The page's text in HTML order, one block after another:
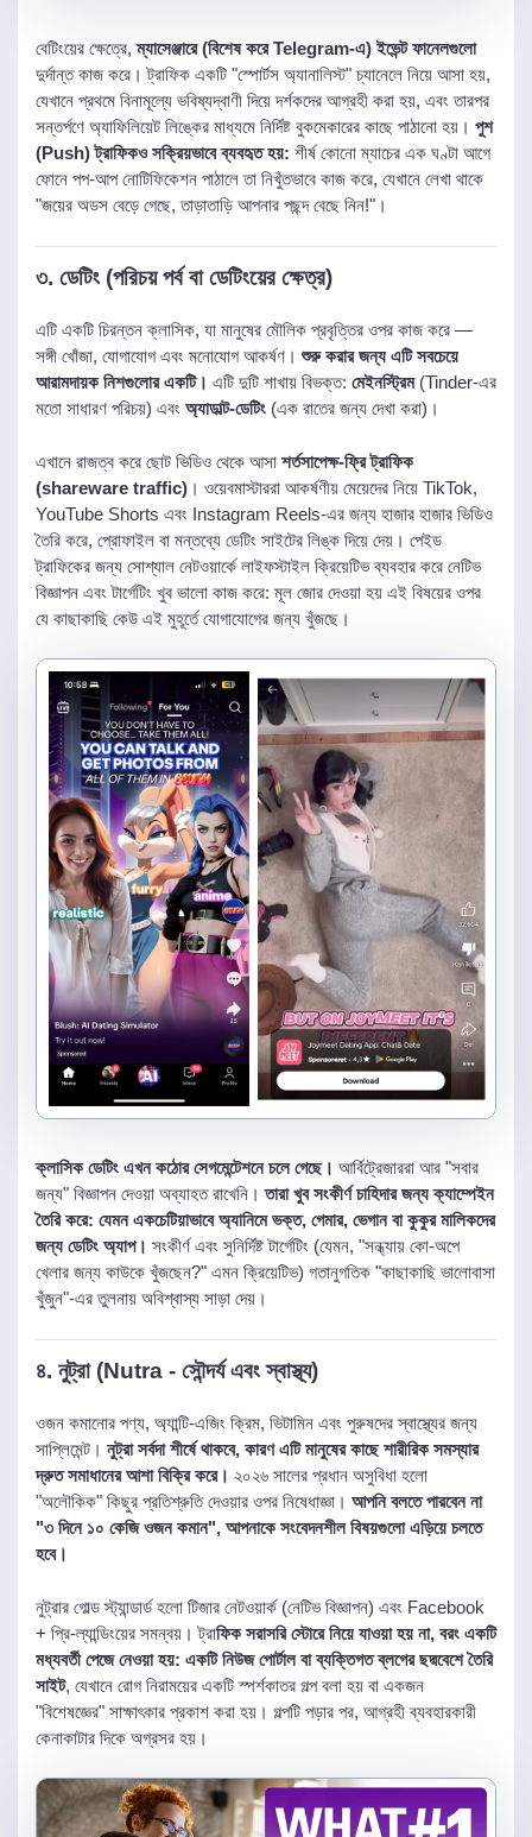
বেটিংয়ের ক্ষেত্রে,ম্যাসেঞ্জারে (বিশেষ করে Telegram-এ) ইভেন্ট ফানেলগুলো
দুর্দান্ত কাজ করে। ট্রাফিক একটি "স্পোর্টস অ্যানালিস্ট" চ্যানেলে নিয়ে আসা হয়,
যেখানে প্রথমে বিনামূল্যে ভবিষ্যদ্বাণী দিয়ে দর্শকদের আগ্রহী করা হয়, এবং তারপর
সন্তর্পণে অ্যাফিলিয়েট লিঙ্কের মাধ্যমে নির্দিষ্ট বুকমেকারের কাছে পাঠানো হয়। পুশ
(Push) ট্রাফিকও সক্রিয়ভাবে ব্যবহৃত হয়: শীর্ষ কোনো ম্যাচের এক ঘণ্টা আগে
ফোনে পপ-আপ নোটিফিকেশন পাঠালে তা নিখুঁতভাবে কাজ করে, যেখানে লেখা থাকে
"জয়ের অডস বেড়ে গেছে, তাড়াতাড়ি আপনার পছন্দ বেছে নিন!"।
৩. ডেটিং (পরিচয় পর্ব বা ডেটিংয়ের ক্ষেত্র)
এটি একটি চিরন্তন ক্লাসিক, যা মানুষের মৌলিক প্রবৃত্তির ওপর কাজ করে —
সঙ্গী খোঁজা, যোগাযোগ এবং মনোযোগ আকর্ষণ।শুরু করার জন্য এটি সবচেয়ে
আরামদায়ক নিশগুলোর একটি। এটি দুটি শাখায় বিভক্ত: মেইনস্ট্রিম(Tinder-এর
মতো সাধারণ পরিচয়) এবং অ্যাডাল্ট-ডেটিং (এক রাতের জন্য দেখা করা)।
এখানে রাজত্ব করে ছোট ভিডিও থেকে আসা শর্তসাপেক্ষ-ফ্রি ট্রাফিক
(shareware traffic) । ওয়েবমাস্টাররা আকর্ষণীয় মেয়েদের নিয়ে TikTok,
YouTube Shorts এবং Instagram Reels-এর জন্য হাজার হাজার ভিডিও
তৈরি করে, প্রোফাইল বা মন্তব্যে ডেটিং সাইটের লিঙ্ক দিয়ে দেয়। পেইড
ট্রাফিকের জন্য সোশ্যাল নেটওয়ার্কে লাইফস্টাইল ক্রিয়েটিভ ব্যবহার করে নেটিভ
বিজ্ঞাপন এবং টার্গেটিং খুব ভালো কাজ করে: মূল জোর দেওয়া হয় এই বিষয়ের ওপর
যে কাছাকাছি কেউ এই মুহূর্তে যোগাযোগের জন্য খুঁজছে।
ক্লাসিক ডেটিং এখন কঠোর সেগমেন্টেশনে চলে গেছে। আর্বিট্রেজাররা আর "সবার
জন্য" বিজ্ঞাপন দেওয়া অব্যাহত রাখেনি।তারা খুব সংকীর্ণ চাহিদার জন্য ক্যাম্পেইন
তৈরি করে: যেমন একচেটিয়াভাবে অ্যানিমে ভক্ত, গেমার, ভেগান বা কুকুর মালিকদের
জন্য ডেটিং অ্যাপ। সংকীর্ণ এবং সুনির্দিষ্ট টার্গেটিং (যেমন, "সন্ধ্যায় কো-অপে
খেলার জন্য কাউকে খুঁজছেন?" এমন ক্রিয়েটিভ) গতানুগতিক "কাছাকাছি ভালোবাসা
খুঁজুন"-এর তুলনায় অবিশ্বাস্য সাড়া দেয়।
৪. নুট্রা (Nutra - সৌন্দর্য এবং স্বাস্থ্য)
ওজন কমানোর পণ্য, অ্যান্টি-এজিং ক্রিম, ভিটামিন এবং পুরুষদের স্বাস্থ্যের জন্য
সাপ্লিমেন্ট। নুট্রা সর্বদা শীর্ষে থাকবে, কারণ এটি মানুষের কাছে শারীরিক সমস্যার
দ্রুত সমাধানের আশা বিক্রি করে। ২০২৬ সালের প্রধান অসুবিধা হলো
"অলৌকিক" কিছুর প্রতিশ্রুতি দেওয়ার ওপর নিষেধাজ্ঞা। আপনি বলতে পারবেন না
"৩ দিনে ১০ কেজি ওজন কমান", আপনাকে সংবেদনশীল বিষয়গুলো এড়িয়ে চলতে
হবে।
নুট্রার গোল্ড স্ট্যান্ডার্ড হলো টিজার নেটওয়ার্ক (নেটিভ বিজ্ঞাপন) এবং Facebook
+ প্রি-ল্যান্ডিংয়ের সমন্বয়। ট্রাফিক সরাসরি স্টোরে নিয়ে যাওয়া হয় না, বরং একটি
মধ্যবর্তী পেজে নেওয়া হয়: একটি নিউজ পোর্টাল বা ব্যক্তিগত ব্লগের ছদ্মবেশে তৈরি
সাইট, যেখানে রোগ নিরাময়ের একটি স্পর্শকাতর গল্প বলা হয় বা একজন
"বিশেষজ্ঞের" সাক্ষাৎকার প্রকাশ করা হয়। গল্পটি পড়ার পর, আগ্রহী ব্যবহারকারী
কেনাকাটার দিকে অগ্রসর হয়।